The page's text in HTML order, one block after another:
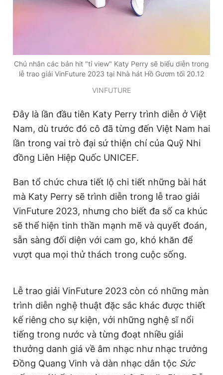
Chủ nhân các bản hit "tỉ view" Katy Perry sẽ biểu diễn trong
lễ trao giải VinFuture 2023 tại Nhà hát Hồ Gươm tối 20.12
VINFUTURE
Đây là lần đầu tiên Katy Perry trình diễn ở Việt
Nam, dù trước đó cô đã từng đến Việt Nam hai
lần trong vai trò đại sứ thiện chí của Quỹ Nhi
đồng Liên Hiệp Quốc UNICEF.
Ban tổ chức chưa tiết lộ chi tiết những bài hát
mà Katy Perry sẽ trình diễn trong lễ trao giải
VinFuture 2023, nhưng cho biết đa số ca khúc
sẽ thể hiện tinh thần mạnh mẽ và quyết đoán,
sẵn sàng đối diện với cam go, khó khăn để
vượt qua mọi thử thách trong cuộc sống.
Lễ trao giải VinFuture 2023 còn có những màn
trình diễn nghệ thuật đặc sắc khác được thiết
kế riêng cho sự kiện, với những nghệ sĩ nổi
tiếng trong nước và từng đoạt nhiều giải
thưởng danh giá về âm nhạc như nhạc trưởng
Đồng Quang Vinh và dàn nhạc dân tộc Sức